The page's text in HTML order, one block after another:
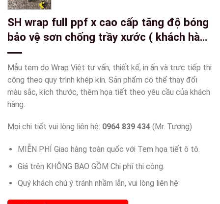
SH wrap full ppf x cao cấp tăng độ bóng
bảo vệ sơn chống trầy xước ( khách hàng
cần lưu ý ppf có rất nhiều loại có loại ppf
còn rẻ hơn cả keo trong 3 lớp của
wrapviet ạ )-wv474
Mẫu tem do Wrap Việt tư vấn, thiết kế, in ấn và trực tiếp thi
công theo quy trình khép kín. Sản phẩm có thể thay đổi
màu sắc, kích thước, thêm họa tiết theo yêu cầu của khách
hàng.
Mọi chi tiết vui lòng liên hệ: 0964 839 434 (Mr. Tương)
MIỄN PHÍ Giao hàng toàn quốc với Tem họa tiết ô tô.
Giá trên KHÔNG BAO GỒM Chi phí thi công.
Quý khách chú ý tránh nhầm lẫn, vui lòng liên hệ: